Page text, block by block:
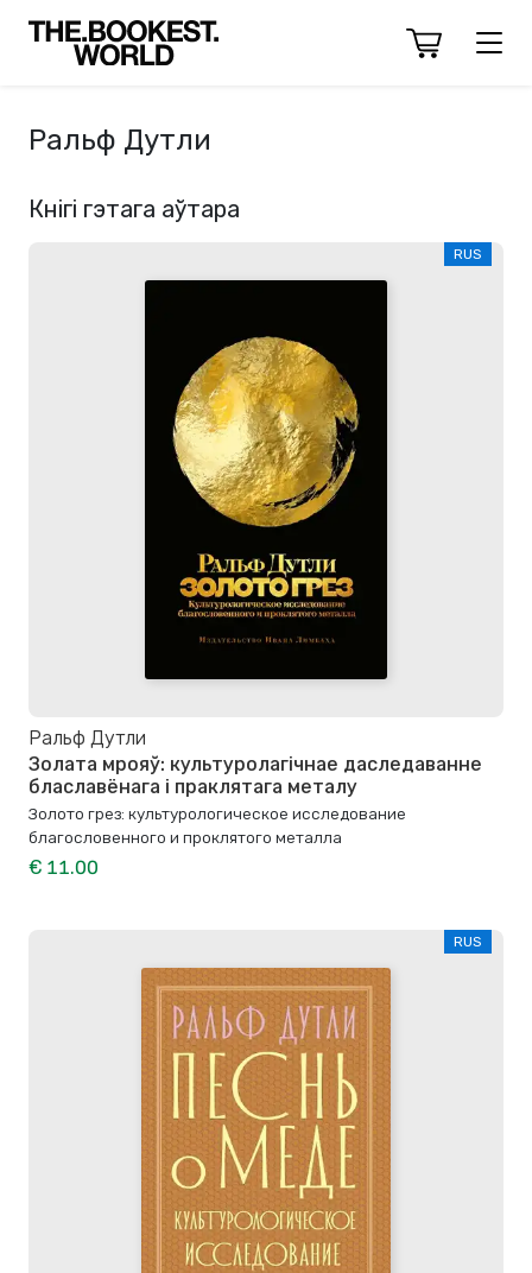
Ральф Дутли
Кнігі гэтага аўтара
RUS
Ральф Дутли
Золата мрояў: культуролагічнае даследаванне
блаславёнага і праклятага металу
Золото грез: культурологическое исследование
благословенного и проклятого металла
€ 11.00
RUS